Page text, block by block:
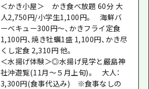
＜かき小屋＞ かき食べ放題 60分 大
人2,750円/小学生1,100円。 海鮮バ
ーベキュー300円〜、かきフライ定食
1,100円、焼き牡蠣1盛 1,100円、かき尽
くし定食 2,310円 他。
＜水揚げ体験＞◎水揚げ見学と嚴島神
社沖遊覧(11月～５月上旬)。 大人：
3,300円(食事代込み) ※食事なしの